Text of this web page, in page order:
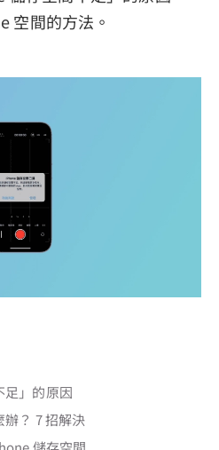
空間的方法。
」的原因
？ 7 招解決